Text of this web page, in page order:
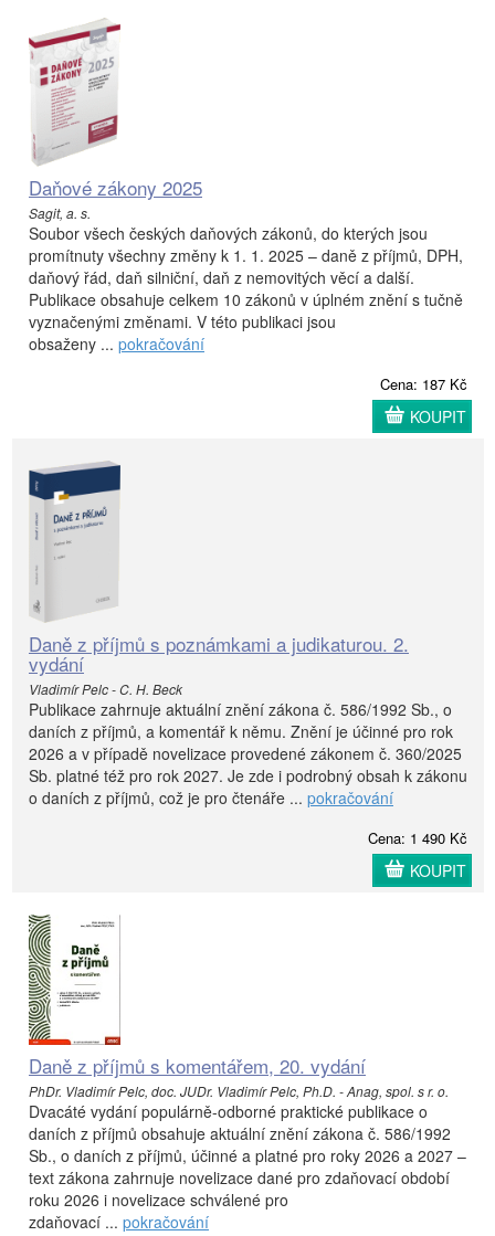
Daňové zákony 2025
Sagit, a. s.
Soubor všech českých daňových zákonů, do kterých jsou
promítnuty všechny změny k 1. 1. 2025 – daně z příjmů, DPH,
daňový řád, daň silniční, daň z nemovitých věcí a další.
Publikace obsahuje celkem 10 zákonů v úplném znění s tučně
vyznačenými změnami. V této publikaci jsou
obsaženy ... pokračování
Cena: 187 Kč
KOUPIT
Daně z příjmů s poznámkami a judikaturou. 2.
vydání
Vladimír Pelc - C. H. Beck
Publikace zahrnuje aktuální znění zákona č. 586/1992 Sb., o
daních z příjmů, a komentář k němu. Znění je účinné pro rok
2026 a v případě novelizace provedené zákonem č. 360/2025
Sb. platné též pro rok 2027. Je zde i podrobný obsah k zákonu
o daních z příjmů, což je pro čtenáře ... pokračování
Cena: 1 490 Kč
KOUPIT
Daně z příjmů s komentářem, 20. vydání
PhDr. Vladimír Pelc, doc. JUDr. Vladimír Pelc, Ph.D. - Anag, spol. s r. o.
Dvacáté vydání populárně-odborné praktické publikace o
daních z příjmů obsahuje aktuální znění zákona č. 586/1992
Sb., o daních z příjmů, účinné a platné pro roky 2026 a 2027 –
text zákona zahrnuje novelizace dané pro zdaňovací období
roku 2026 i novelizace schválené pro
zdaňovací ... pokračování